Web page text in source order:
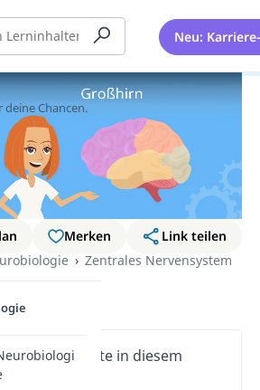
Neu:
Merken
Link teilen
Zentrales Nervensystem
Wichtige Inhalte in diesem
Video
sich!
deine Chancen.